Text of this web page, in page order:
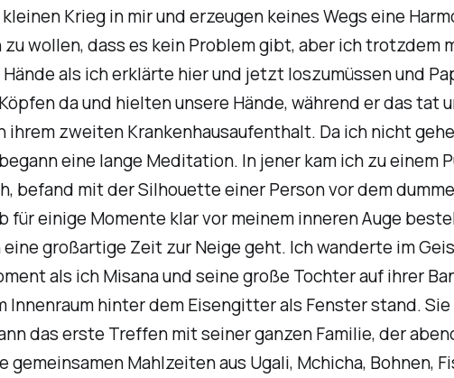
Krieg in mir und erzeugen keines Wegs eine
wollen, dass es kein Problem gibt, aber ich trotzdem
als ich erklärte hier und jetzt loszumüssen und
da und hielten unsere Hände, während er das tat
zweiten Krankenhausaufenthalt. Da ich nicht
eine lange Meditation. In jener kam ich zu einem
befand mit der Silhouette einer Person vor dem
einige Momente klar vor meinem inneren Auge
großartige Zeit zur Neige geht. Ich wanderte im
als ich Misana und seine große Tochter auf ihrer
Innenraum hinter dem Eisengitter als Fenster stand.
das erste Treffen mit seiner ganzen Familie, der
gemeinsamen Mahlzeiten aus Ugali, Mchicha, Bohnen,